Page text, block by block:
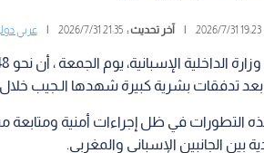
19:23 2026/7/31 آخر تحديث :21:35 2026/7/31 عربي
تدفقات بشرية كبيرة شهدها الـجيب خلال
التطورات في ظل إجراءات أمنية ومتابعة
بين الجانبين الإسباني والمغربي.